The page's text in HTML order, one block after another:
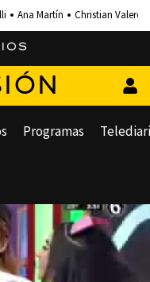
Ana Martín Christian Valero
Programas